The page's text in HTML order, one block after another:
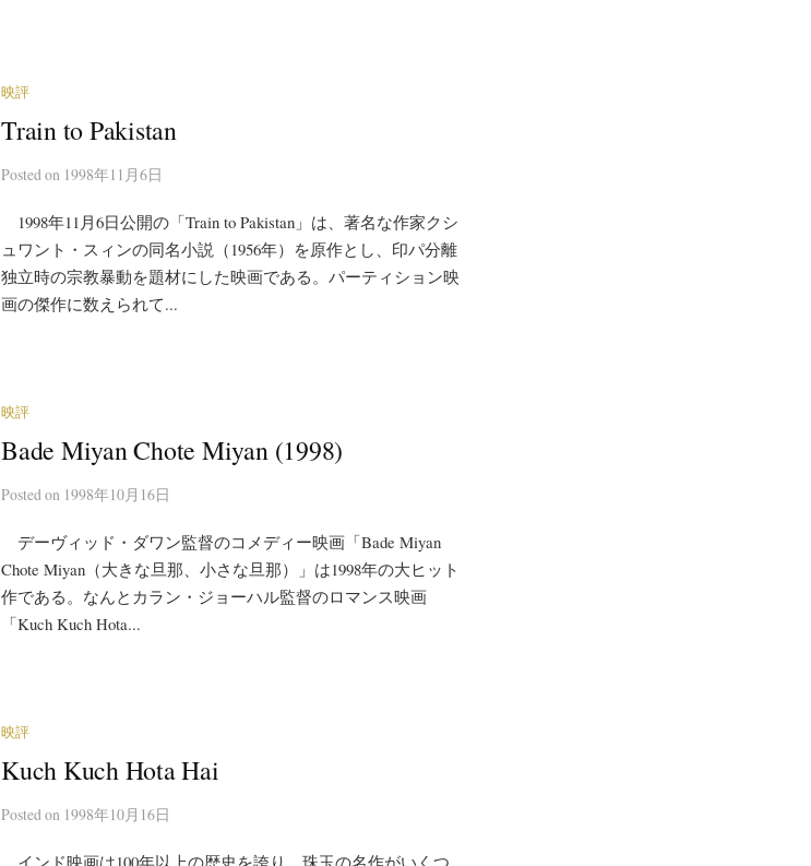
映評
Train to Pakistan
Postedon 1998年11月6日
1998年11月6日公開の「Train to Pakistan」は、著名な作家クシ
ュワント・スィンの同名小説（1956年）を原作とし、印パ分離
独立時の宗教暴動を題材にした映画である。パーティション映
画の傑作に数えられて...
映評
Bade Miyan Chote Miyan (1998)
Postedon 1998年10月16日
デーヴィッド・ダワン監督のコメディー映画「Bade Miyan
Chote Miyan（大きな旦那、小さな旦那）」は1998年の大ヒット
作である。なんとカラン・ジョーハル監督のロマンス映画
「Kuch Kuch Hota...
映評
Kuch Kuch Hota Hai
Postedon 1998年10月16日
インド映画は100年以上の歴史を誇り、珠玉の名作がいくつ